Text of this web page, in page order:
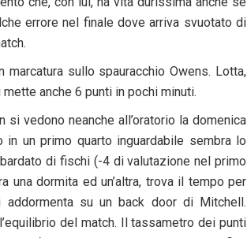
errore nel finale dove arriva svuotato di
sullo spauracchio Owens. Lotta,
anche 6 punti in pochi minuti.
vedono neanche all’oratorio la domenica
un primo quarto inguardabile sembra lo
di fischi (-4 di valutazione nel primo
una dormita ed un’altra, trova il tempo per
su un back door di Mitchell.
del match. Il tassametro dei punti